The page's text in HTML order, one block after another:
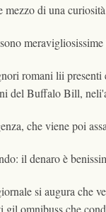
mezzo di una
romani lii presenti
del Buffalo Bill,
che viene poi
il denaro è
si augura che
gil omnibuss che